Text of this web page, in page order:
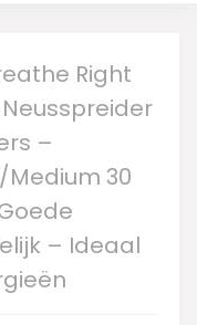
Right
–
30
– Ideaal